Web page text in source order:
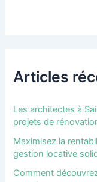
Articles
Les architectes à
projets de
Maximisez la
gestion locative
Comment